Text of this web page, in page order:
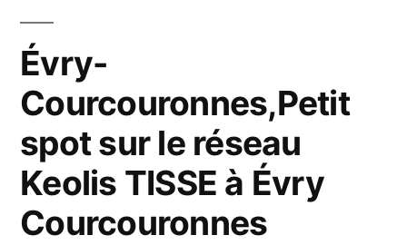
Évry-
Courcouronnes,Petit
spot sur le réseau
Keolis TISSE à Évry
Courcouronnes